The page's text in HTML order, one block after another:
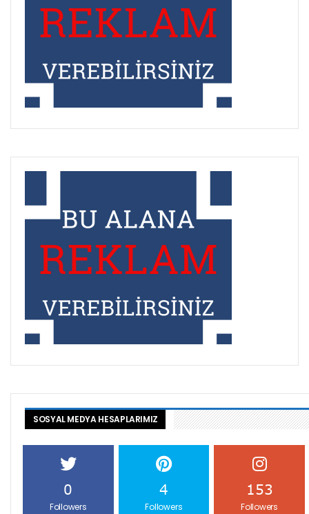
SOSYAL MEDYA HESAPLARIMIZ
0
Followers
4
Followers
153
Followers